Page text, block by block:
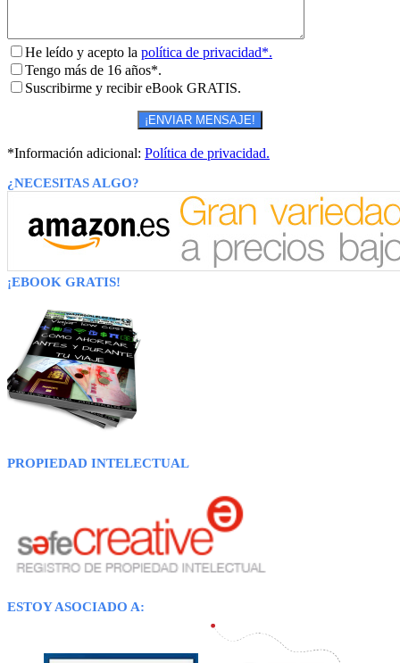
He leído y acepto la política de privacidad*.
Tengo más de 16 años*.
Suscribirme y recibir eBook GRATIS.
*Información adicional: Política de privacidad.
¿NECESITAS ALGO?
¡EBOOK GRATIS!
PROPIEDAD INTELECTUAL
ESTOY ASOCIADO A: